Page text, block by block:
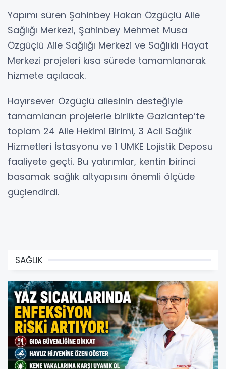
Yapımı süren Şahinbey Hakan Özgüçlü Aile
Sağlığı Merkezi, Şahinbey Mehmet Musa
Özgüçlü Aile Sağlığı Merkezi ve Sağlıklı Hayat
Merkezi projeleri kısa sürede tamamlanarak
hizmete açılacak.
Hayırsever Özgüçlü ailesinin desteğiyle
tamamlanan projelerle birlikte Gaziantep’te
toplam 24 Aile Hekimi Birimi, 3 Acil Sağlık
Hizmetleri İstasyonu ve 1 UMKE Lojistik Deposu
faaliyete geçti. Bu yatırımlar, kentin birinci
basamak sağlık altyapısını önemli ölçüde
güçlendirdi.
SAĞLIK